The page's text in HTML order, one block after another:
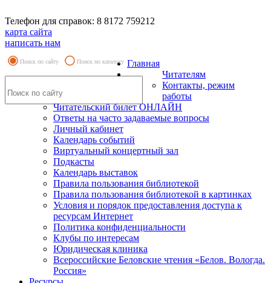
Телефон для справок: 8 8172 759212
карта сайта
написать нам
Поиск по сайту Поиск по каталогу Главная
Читателям
Контакты, режим
работы
Читательский билет ОНЛАЙН
Ответы на часто задаваемые вопросы
Личный кабинет
Календарь событий
Виртуальный концертный зал
Подкасты
Календарь выставок
Правила пользования библиотекой
Правила пользования библиотекой в картинках
Условия и порядок предоставления доступа к
ресурсам Интернет
Политика конфиденциальности
Клубы по интересам
Юридическая клиника
Всероссийские Беловские чтения «Белов. Вологда.
Россия»